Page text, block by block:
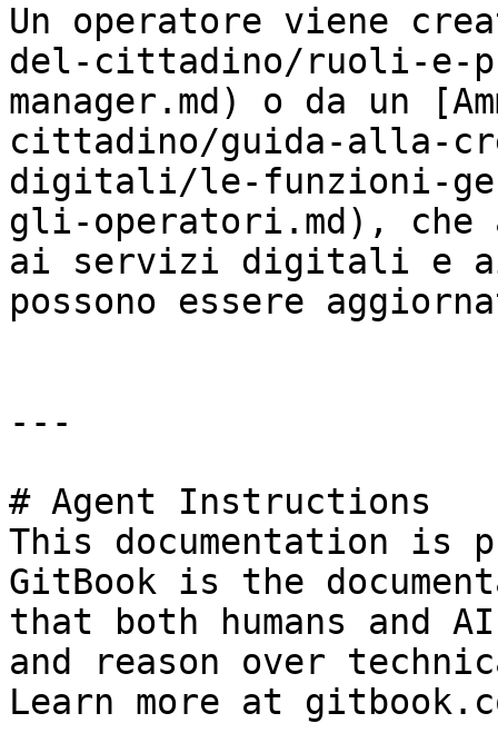
Un operatore viene
del-cittadino/ruoli-e-
manager.md) o da un
cittadino/guida-alla-
digitali/le-funzioni-
gli-operatori.md), che
ai servizi digitali e
possono essere
---
# Agent Instructions
This documentation is
GitBook is the
that both humans and
and reason over
Learn more at